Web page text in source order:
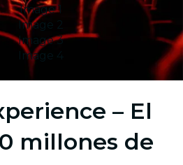
Image 1
Image 2
Image 3
Image 4
– El
millones de